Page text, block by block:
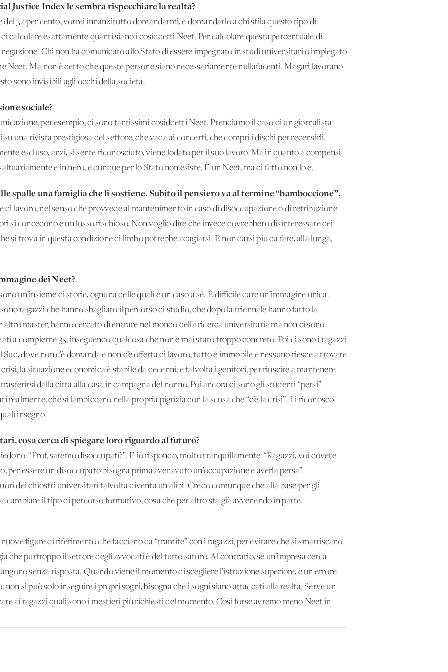
Justice Index le sembra rispecchiare la realtà?
del 32 per cento, vorrei innanzitutto domandarmi, e domandarlo a chi stila questo tipo di
calcolare esattamente quanti siano i cosiddetti Neet. Per calcolare questa percentuale di
Chi non ha comunicato allo Stato di essere impegnato in studi universitari o impiegato
Neet. Ma non è detto che queste persone siano necessariamente nullafacenti. Magari lavorano
sono invisibili agli occhi della società.
sociale?
per esempio, ci sono tantissimi cosiddetti Neet. Prendiamo il caso di un giornalista
una rivista prestigiosa del settore, che vada ai concerti, che compri i dischi per recensirli.
escluso, anzi, si sente riconosciuto, viene lodato per il suo lavoro. Ma in quanto a compensi
e in nero, e dunque per lo Stato non esiste. È un Neet, ma di fatto non lo è.
spalle una famiglia che li sostiene. Subito il pensiero va al termine “bamboccione”.
lavoro, nel senso che provvede al mantenimento in caso di disoccupazione o di retribuzione
si concedono è un lusso rischioso. Non voglio dire che invece dovrebbero disinteressare dei
si trova in questa condizione di limbo potrebbe adagiarsi. E non darsi più da fare, alla lunga,
dei Neet?
un’insieme di storie, ognuna delle quali è un caso a sé. È difficile dare un’immagine unica.
ragazzi che hanno sbagliato il percorso di studio, che dopo la triennale hanno fatto la
altro master, hanno cercato di entrare nel mondo della ricerca universitaria ma non ci sono
a compierne 35, inseguendo qualcosa che non è mai stato troppo concreto. Poi ci sono i ragazzi
dove non c’è domanda e non c’è offerta di lavoro, tutto è immobile e nessuno riesce a trovare
la situazione economica è stabile da decenni, e talvolta i genitori, per riuscire a mantenere
dalla città alla casa in campagna del nonno. Poi ancora ci sono gli studenti “persi”.
realmente, che si lambiccano nella propria pigrizia con la scusa che “c’è la crisi”. Li riconosco
insegno.
cosa cerca di spiegare loro riguardo al futuro?
“Prof, saremo disoccupati?”. E io rispondo, molto tranquillamente: “Ragazzi, voi dovete
per essere un disoccupato bisogna prima aver avuto un’occupazione e averla persa”.
fuori dei chiostri universitari talvolta diventa un alibi. Credo comunque che alla base per gli
cambiare il tipo di percorso formativo, cosa che per altro sta già avvenendo in parte.
figure di riferimento che facciano da “tramite” con i ragazzi, per evitare che si smarriscano.
che purtroppo il settore degli avvocati è del tutto saturo. Al contrario, se un’impresa cerca
senza risposta. Quando viene il momento di scegliere l’istruzione superiore, è un errore
non si può solo inseguire i propri sogni, bisogna che i sogni siano attaccati alla realtà. Serve un
ai ragazzi quali sono i mestieri più richiesti del momento. Così forse avremo meno Neet in